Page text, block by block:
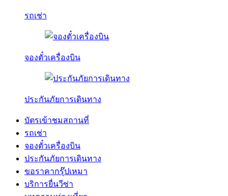
รถเช่า
จองตั๋วเครื่องบิน
ประกันภัยการเดินทาง
บัตรเข้าชมสถานที่
รถเช่า
จองตั๋วเครื่องบิน
ประกันภัยการเดินทาง
ขอราคากรุ๊ปเหมา
บริการยื่นวีซ่า